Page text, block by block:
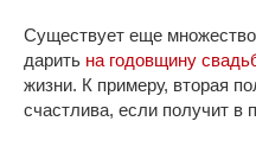
Существует еще
дарить на годовщину
жизни. К примеру, вторая
счастлива, если получит в